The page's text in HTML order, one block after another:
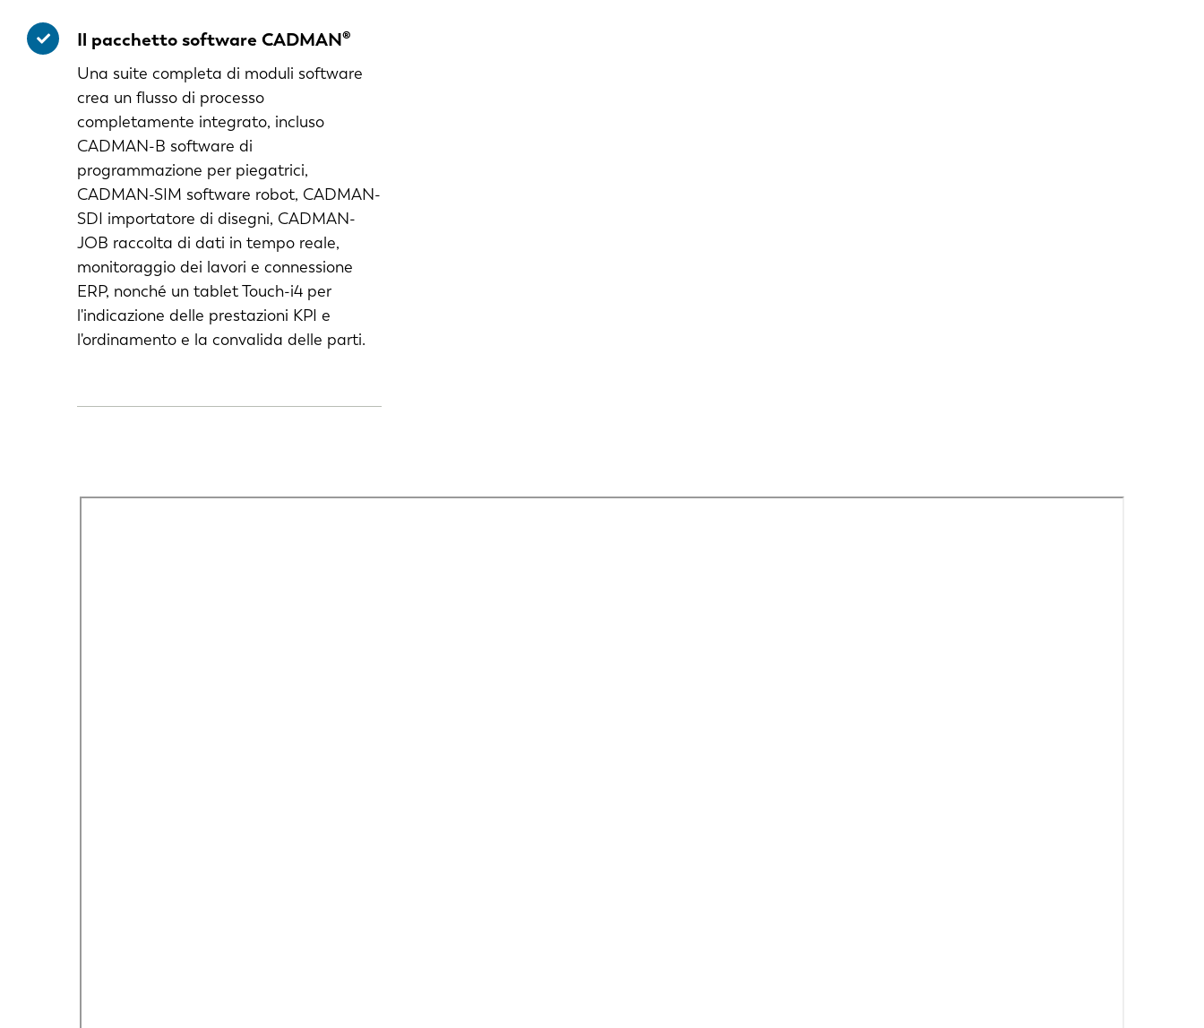
Il pacchetto software CADMAN®
Una suite completa di moduli software
crea un flusso di processo
completamente integrato, incluso
CADMAN-B software di
programmazione per piegatrici,
CADMAN-SIM software robot, CADMAN-
SDI importatore di disegni, CADMAN-
JOB raccolta di dati in tempo reale,
monitoraggio dei lavori e connessione
ERP, nonché un tablet Touch-i4 per
l'indicazione delle prestazioni KPI e
l'ordinamento e la convalida delle parti.